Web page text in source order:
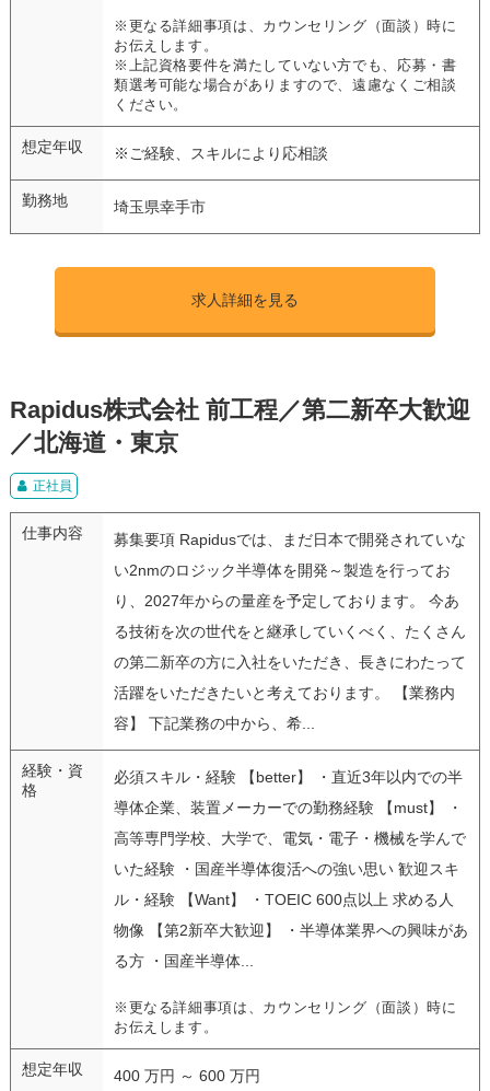
※更なる詳細事項は、カウンセリング（面談）時に
お伝えします。
※上記資格要件を満たしていない方でも、応募・書
類選考可能な場合がありますので、遠慮なくご相談
ください。
想定年収 ※ご経験、スキルにより応相談
勤務地 埼玉県幸手市
求人詳細を見る
Rapidus株式会社 前工程／第二新卒大歓迎
／北海道・東京
正社員
仕事内容
募集要項 Rapidusでは、まだ日本で開発されていな
い2nmのロジック半導体を開発～製造を行ってお
り、2027年からの量産を予定しております。 今あ
る技術を次の世代をと継承していくべく、たくさん
の第二新卒の方に入社をいただき、長きにわたって
活躍をいただきたいと考えております。 【業務内
容】 下記業務の中から、希...
経験・資
格
必須スキル・経験 【better】 ・直近3年以内での半
導体企業、装置メーカーでの勤務経験 【must】 ・
高等専門学校、大学で、電気・電子・機械を学んで
いた経験 ・国産半導体復活への強い思い 歓迎スキ
ル・経験 【Want】 ・TOEIC 600点以上 求める人
物像 【第2新卒大歓迎】 ・半導体業界への興味があ
る方 ・国産半導体...
※更なる詳細事項は、カウンセリング（面談）時に
お伝えします。
想定年収 400 万円 ～ 600 万円